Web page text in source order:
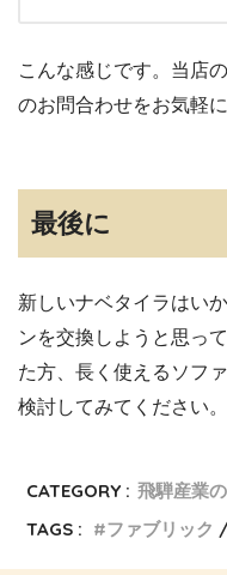
こんな感じです。当店
のお問合わせをお気軽
最後に
新しいナベタイラはい
ンを交換しようと思っ
た方、長く使えるソフ
検討してみてください。
CATEGORY : 飛騨産業
TAGS :
ファブリック